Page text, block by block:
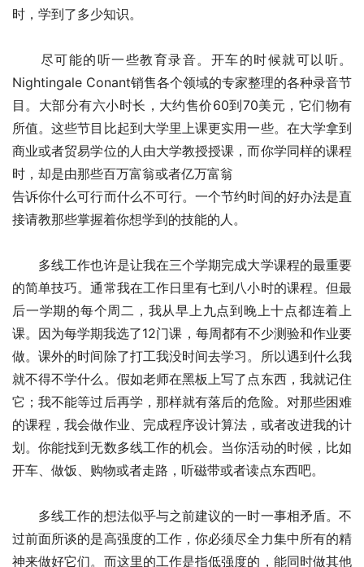
时，学到了多少知识。
尽可能的听一些教育录音。开车的时候就可以听。
Nightingale Conant销售各个领域的专家整理的各种录音节
目。大部分有六小时长，大约售价60到70美元，它们物有
所值。这些节目比起到大学里上课更实用一些。在大学拿到
商业或者贸易学位的人由大学教授授课，而你学同样的课程
时，却是由那些百万富翁或者亿万富翁
告诉你什么可行而什么不可行。一个节约时间的好办法是直
接请教那些掌握着你想学到的技能的人。
多线工作也许是让我在三个学期完成大学课程的最重要
的简单技巧。通常我在工作日里有七到八小时的课程。但最
后一学期的每个周二，我从早上九点到晚上十点都连着上
课。因为每学期我选了12门课，每周都有不少测验和作业要
做。课外的时间除了打工我没时间去学习。所以遇到什么我
就不得不学什么。假如老师在黑板上写了点东西，我就记住
它；我不能等过后再学，那样就有落后的危险。对那些困难
的课程，我会做作业、完成程序设计算法，或者改进我的计
划。你能找到无数多线工作的机会。当你活动的时候，比如
开车、做饭、购物或者走路，听磁带或者读点东西吧。
多线工作的想法似乎与之前建议的一时一事相矛盾。不
过前面所谈的是高强度的工作，你必须尽全力集中所有的精
神来做好它们。而这里的工作是指低强度的，能同时做其他